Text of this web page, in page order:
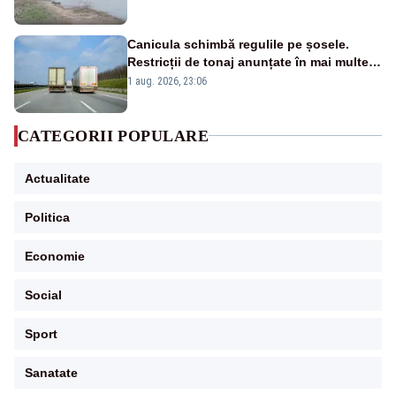
Canicula schimbă regulile pe șosele.
Restricții de tonaj anunțate în mai multe
județe
1 aug. 2026, 23:06
CATEGORII POPULARE
Actualitate
Politica
Economie
Social
Sport
Sanatate